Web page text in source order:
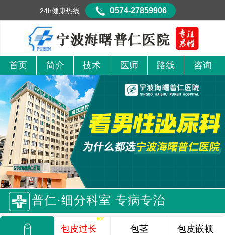
首页 简介 技术 医师 路线 咨询
普仁·细分科室 专病专治
包皮过长 包茎 包皮嵌顿
24h健康热线 0574-27859906